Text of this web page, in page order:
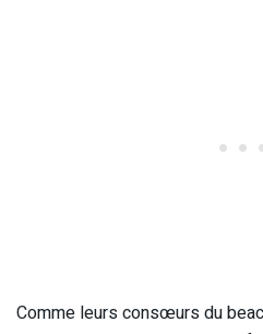
Comme leurs consœurs du